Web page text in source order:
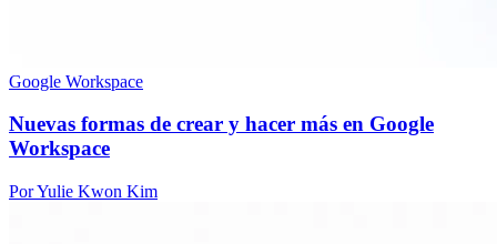
Google Workspace
Nuevas formas de crear y hacer más en Google
Workspace
Por Yulie Kwon Kim